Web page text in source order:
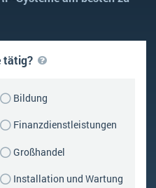
tätig?
Bildung
Finanzdienstleistungen
Großhandel
Installation und Wartung